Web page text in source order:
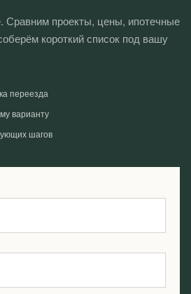
Сравним проекты, цены, ипотечные
короткий список под вашу
переезда
варианту
шагов